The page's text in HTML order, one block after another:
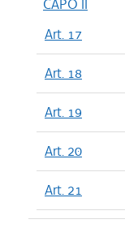
CAPO II
Art. 17
Art. 18
Art. 19
Art. 20
Art. 21